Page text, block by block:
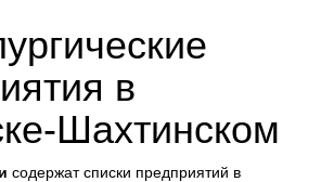
в
Шахтинском
содержат списки предприятий в